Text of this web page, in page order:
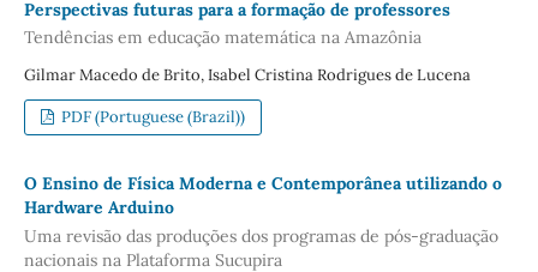
Perspectivas futuras para a formação de professores
Tendências em educação matemática na Amazônia
Gilmar Macedo de Brito, Isabel Cristina Rodrigues de Lucena
PDF (Portuguese (Brazil))
O Ensino de Física Moderna e Contemporânea utilizando o
Hardware Arduino
Uma revisão das produções dos programas de pós-graduação
nacionais na Plataforma Sucupira